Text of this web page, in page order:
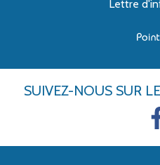
Lettre
SUIVEZ-NOUS SUR